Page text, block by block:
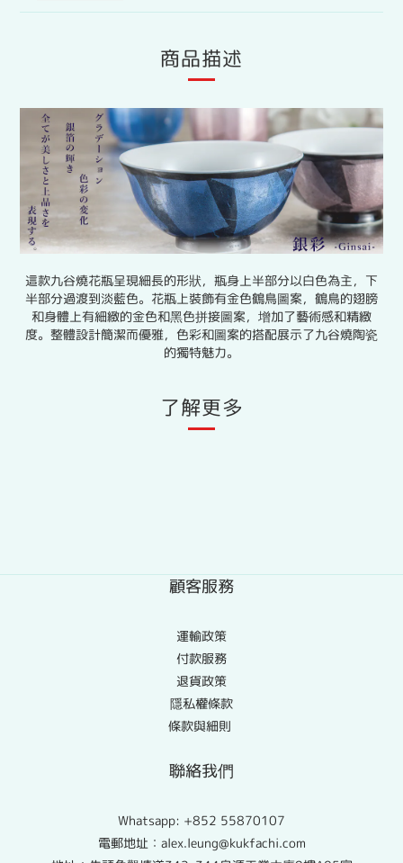
商品描述
這款九谷燒花瓶呈現細長的形狀，瓶身上半部分以白色為主，下
半部分過渡到淡藍色。花瓶上裝飾有金色鶴鳥圖案，鶴鳥的翅膀
和身體上有細緻的金色和黑色拼接圖案，增加了藝術感和精緻
度。整體設計簡潔而優雅，色彩和圖案的搭配展示了九谷燒陶瓷
的獨特魅力。
了解更多
顧客服務
運輸政策
付款服務
退貨政策
隱私權條款
條款與細則
聯絡我們
Whatsapp: +852 55870107
電郵地址：alex.leung@kukfachi.com